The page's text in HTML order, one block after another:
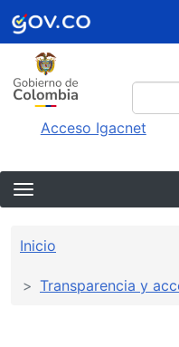
Pasar al contenido
Acceso Igacnet
Sobrescribir
Inicio
Transparencia y